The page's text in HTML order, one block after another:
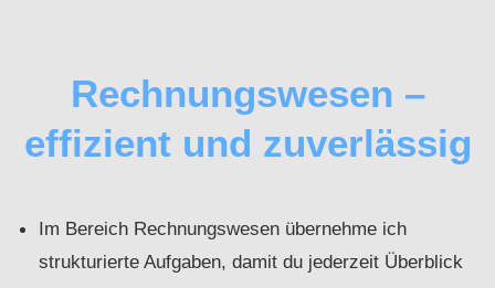
Rechnungswesen –
effizient und zuverlässig
Im Bereich Rechnungswesen übernehme ich
strukturierte Aufgaben, damit du jederzeit Überblick